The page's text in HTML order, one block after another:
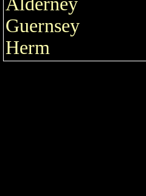
Guernsey
Herm